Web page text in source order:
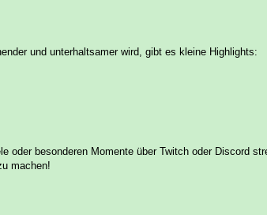
und unterhaltsamer wird, gibt es kleine Highlights:
oder besonderen Momente über Twitch oder Discord
machen!